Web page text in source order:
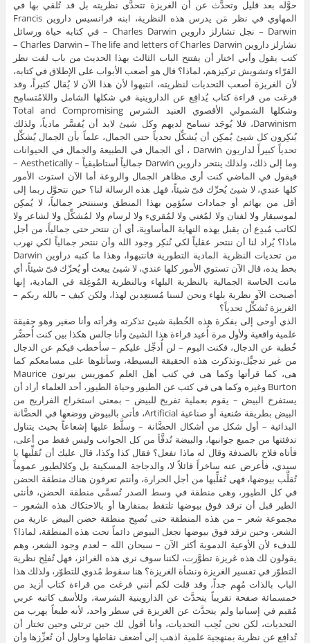
حوَّله بعد قليل وتحدَّث عن أن الغريزة تتحدَّى نظريته بل قد تُلقي بها في
المهاوي في نظر مَن يدرس هذه النظرية، ابنه فرانسيس داروين Francis
Darwin – نجل تشارلز داروين Charles Darwin – في كتابه حياة ورسائل
تشارلز داروين Charles Darwin – The life and letters of Charles Darwin –
كتب يقول وأبي اختار أن يفتتح الباب الثالث بهذا الحديث من باب لفت نظر
القرّاء وتشويش تركيزهم، لماذا؟ قال هو أصعب الأبواب على الإطلاق في كتابه،
لأن الغريزة أصعب التحديات لنظريته، انتبهوا لأن هذا الآن لا يُقال كثيراً، وقد
فرغت من قراءة كتاب يُدافِع عن الداروينية في شكلها الشامل واللامُتسامِح
وشكلها الشمولي الأقصوي العنيد الشرس Total and Compromising
Darwinism، فلا يُوجَد تسامح لديهم وكل شيئ لابد أن يُفسَّر مادياً، ولذلك
يُنكِرون كل شيئ يُمكِن أن يُشكِّل تحدياً حتى الجمال، علماً بأن الجمال يُشكِّل
تحدياً كبيراً لداريون Darwin ، أي الجمال في الطبيعة والجمال في الحيوانات
وما إلى ذلك، ولذلك ينتحر داروين Darwin جمالياً أستاطيقياً – Aesthetically –
فيقول في الماضي كنت أرى مظاهر الجمال والروعة أما الآن استوت الأمور
كلها عندي، لا شيئ يُحرِّك فىّ شيئاً، فهل هذه الرسالة لنا؟ حين نتحوَّل ربما إلى
أقل من بهائم أو جمادات سنُؤمِن بهذا المنطق وسننتحر جمالياً، لا يُمكِن
لموسيقار ولا لفنان ولا لمُغني ولا لمُقريء ولا لرسام ولا لمُشكِّل ولا لشاعر ولا
لكاتب مُبدِع أن يقبل بهذه النهاية المأساوية، أي أن ننتحر حتى جمالياً، من أجل
ماذا؟ يُراد لنا أن ننتحر عقلياً لكي نُنكِر وجود الله وأن ننتحر جمالياً لكي نهرب
من تحديات النظرية المادية التطورية فانتبهوا، وهذا ما كتبه دراوين Darwin
بخط يده، قال الآن تستوي الأمور كلها عندي، لا شيئ يبعث أو يُحرِّك فىّ شيئاً، أي
ماتت الحاسة الجمالية بالنظرية البلهاء وبالنظرية المُوغِلة في المادية، إنها
أصبحت الآو نظرية بلهاء ونحن لسنا مُستعِدين لهذا، ولكن كيف – بالله ربكم –
الغريزة تُشكِّل تحدياً؟
الذي أوحى إلى بفكرة هذه الخُطبة شيئ تذكرته وقرأته وأنا صغير وهو حقيقة
علمية واقعية ولأول مرة أُعيد قراءة هذا الشيئ وأنا جالس هكذا بين كنت أُحضِّر
خُطبة عن الدجال، فكنت اليوم – لن أُدجِّل عليكم – سأخطب فيكم عن الدجال
من غير تدجيِّل،وتذكرت هذه الحقيقة البسيطة، وسأتلوها على مسامعكم كما
هى، كما قرأتها وكما هى في كتب أهل العلم كموريس بيرتون Maurice
Burton وغيره وكما هى في كتب عن الطيور وحياة الطيور، أحد العلماء أراد أن
يستفرخ البيض – يقوم بعملية تفريخ للبيض – بمعنى استخراج الفراريج من
البيض بطريقة صُنعية أو صناعية Artificial، فأتى بالبيوض ووضعها في الحضَّانة
البدائية – أول شكل من أشكال الحضَّانة – وسلَّط عليها إشعاعاً بحيث يتناول
تدفئتها من جميع جوانبها، والبيضة تُدفَّأ من كل الجوانب وليس فقط من أعلى،
فأتاه فلاح بالصدفة وقال له ماذا تفعل؟ فقال كذا وكذا، قال عليك أن تُقلِّبها يا
سيدي، فأعرض عنه ساخراً قائلاً لا، والدجاجة المسكينة بل وكلالطيور عموماً
تُقلِّب بيوضها، فهى تُقلِّبها من أجل الحرارة، وأنتم تعرفون هناك منطقة الحضن
في كل الطيور، وهى منطقة في وسط الصدر تُسمَّى منطقة الحضن، فأنثى
الطير قبل أن ترقد فوق بيوضها تلتقط بمنقارها أو بالاحتكاك هذه الشعور –
مجموعة شعر – من هذه المنطقة حتى تُصبِح منطقة حضن البيض عارية من
الشعر، وحين ترقد فوق بيوضها تجعل البيوض دائماً تحت هذه المنطقة، لماذا؟
للدفء لأن الأوعية الدموية أكثر الآن – سبحان الله – لعدم وجود الشعر، وهم
يقولون لك هذه غريزة تطوَّرت، لكننا سوف نرى هذه الغرائز، فهل تُفلِح نظرية
التطوّر في تفسير الغريزة ونشأة الغريزة؟ هنا سقوط مُدوي للتطوّر، ولذلك هذا
الباب بالذات مُهِم جداً، وقد قلت لكم أنني فرغت من قراءة كتاب أزيد من
خمسمائة صفحة تقريباً يتحدَّث عن الداروينية الشرسة، وللأسف كاتبه عربي
مُقيم في إسبانيا ولم يتحدَّث عن الغريزة في سطر واحد، لأنه طبعاً يهرب من
التحديات، لكن نحن نُحِب التحديات، وأنا أقول لك حين ترتئي وحين تختار أن
تُدافِع عن نظرية بمنهجية علمية اذهب إلى أضعف نقاطها وحاول أن تُعزِّزها وأن